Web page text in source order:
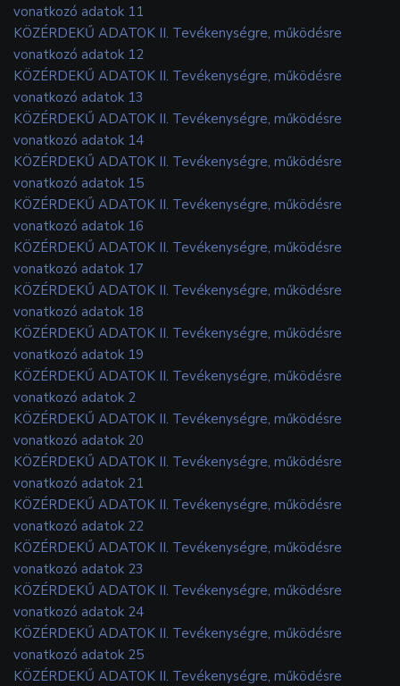
vonatkozó adatok 11
KÖZÉRDEKŰ ADATOK II. Tevékenységre, működésre
vonatkozó adatok 12
KÖZÉRDEKŰ ADATOK II. Tevékenységre, működésre
vonatkozó adatok 13
KÖZÉRDEKŰ ADATOK II. Tevékenységre, működésre
vonatkozó adatok 14
KÖZÉRDEKŰ ADATOK II. Tevékenységre, működésre
vonatkozó adatok 15
KÖZÉRDEKŰ ADATOK II. Tevékenységre, működésre
vonatkozó adatok 16
KÖZÉRDEKŰ ADATOK II. Tevékenységre, működésre
vonatkozó adatok 17
KÖZÉRDEKŰ ADATOK II. Tevékenységre, működésre
vonatkozó adatok 18
KÖZÉRDEKŰ ADATOK II. Tevékenységre, működésre
vonatkozó adatok 19
KÖZÉRDEKŰ ADATOK II. Tevékenységre, működésre
vonatkozó adatok 2
KÖZÉRDEKŰ ADATOK II. Tevékenységre, működésre
vonatkozó adatok 20
KÖZÉRDEKŰ ADATOK II. Tevékenységre, működésre
vonatkozó adatok 21
KÖZÉRDEKŰ ADATOK II. Tevékenységre, működésre
vonatkozó adatok 22
KÖZÉRDEKŰ ADATOK II. Tevékenységre, működésre
vonatkozó adatok 23
KÖZÉRDEKŰ ADATOK II. Tevékenységre, működésre
vonatkozó adatok 24
KÖZÉRDEKŰ ADATOK II. Tevékenységre, működésre
vonatkozó adatok 25
KÖZÉRDEKŰ ADATOK II. Tevékenységre, működésre